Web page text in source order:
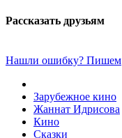
Рассказать друзьям
Нашли ошибку? Пишем
Зарубежное кино
Жаннат Идрисова
Кино
Сказки